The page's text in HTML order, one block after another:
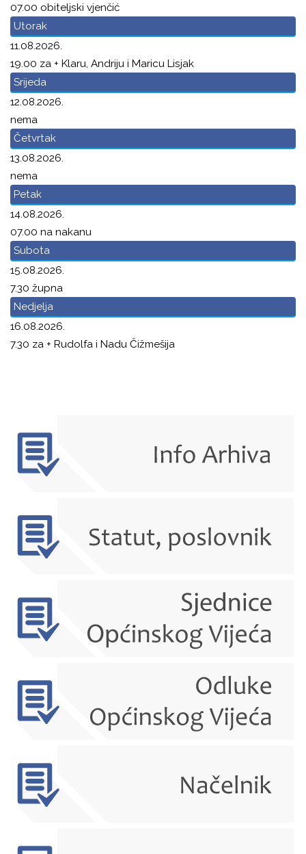
07.00 obiteljski vjenčić
Utorak
11.08.2026.
19.00 za + Klaru, Andriju i Maricu Lisjak
Srijeda
12.08.2026.
nema
Četvrtak
13.08.2026.
nema
Petak
14.08.2026.
07.00 na nakanu
Subota
15.08.2026.
7.30 župna
Nedjelja
16.08.2026.
7.30 za + Rudolfa i Nadu Čižmešija